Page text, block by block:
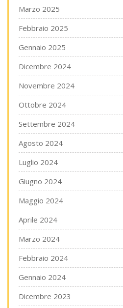
Marzo 2025
Febbraio 2025
Gennaio 2025
Dicembre 2024
Novembre 2024
Ottobre 2024
Settembre 2024
Agosto 2024
Luglio 2024
Giugno 2024
Maggio 2024
Aprile 2024
Marzo 2024
Febbraio 2024
Gennaio 2024
Dicembre 2023